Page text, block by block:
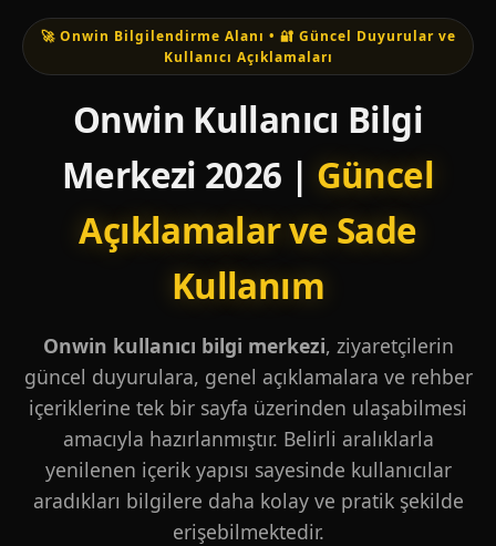
🚀 Onwin Bilgilendirme Alanı • 🔐 Güncel Duyurular ve
Kullanıcı Açıklamaları
Onwin Kullanıcı Bilgi
Merkezi 2026 | Güncel
Açıklamalar ve Sade
Kullanım
Onwin kullanıcı bilgi merkezi, ziyaretçilerin
güncel duyurulara, genel açıklamalara ve rehber
içeriklerine tek bir sayfa üzerinden ulaşabilmesi
amacıyla hazırlanmıştır. Belirli aralıklarla
yenilenen içerik yapısı sayesinde kullanıcılar
aradıkları bilgilere daha kolay ve pratik şekilde
erişebilmektedir.